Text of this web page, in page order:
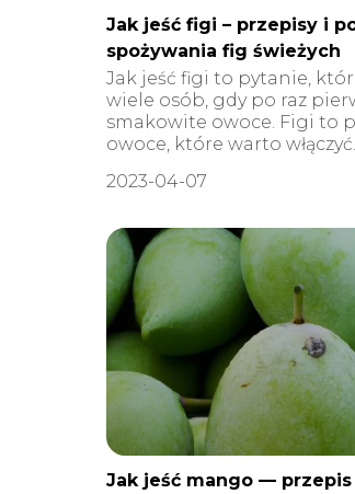
Jak jeść figi – przepisy i
spożywania fig świeżych
Jak jeść figi to pytanie,
wiele osób, gdy po raz
smakowite owoce. Figi to
owoce, które warto włączyć...
2023-04-07
Jak jeść mango —